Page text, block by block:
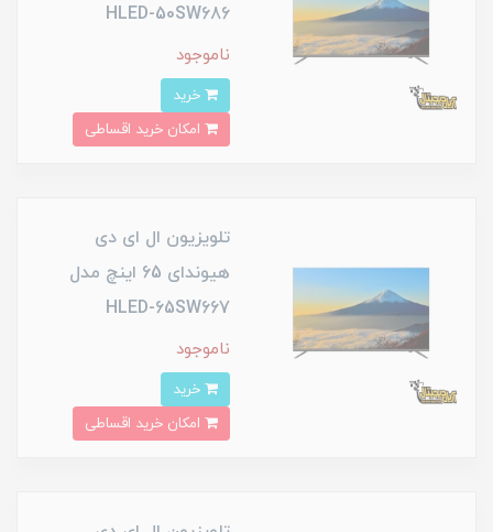
HLED-50SW686
ناموجود
تلویزیون ال ای دی
هیوندای 65 اینچ مدل
HLED-65SW667
ناموجود